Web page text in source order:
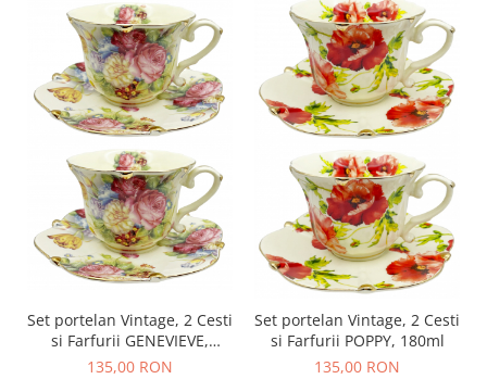
Set portelan Vintage, 2 Cesti
si Farfurii GENEVIEVE,
180ml
135,00 RON
Set portelan Vintage, 2 Cesti
si Farfurii POPPY, 180ml
135,00 RON